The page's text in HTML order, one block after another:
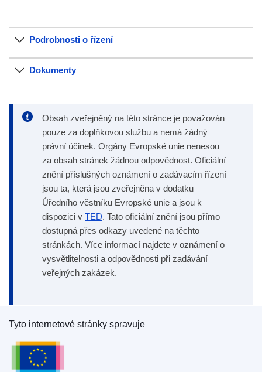
Podrobnosti o řízení
Dokumenty
Obsah zveřejněný na této stránce je považován
pouze za doplňkovou službu a nemá žádný
právní účinek. Orgány Evropské unie nenesou
za obsah stránek žádnou odpovědnost. Oficiální
znění příslušných oznámení o zadávacím řízení
jsou ta, která jsou zveřejněna v dodatku
Úředního věstníku Evropské unie a jsou k
dispozici v TED. Tato oficiální znění jsou přímo
dostupná přes odkazy uvedené na těchto
stránkách. Více informací najdete v oznámení o
vysvětlitelnosti a odpovědnosti při zadávání
veřejných zakázek.
Úřad pro publikace Evropské unie
Tyto internetové stránky spravuje